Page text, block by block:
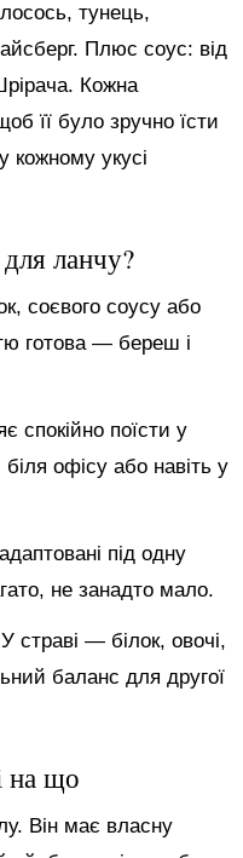
тунець,
Плюс соус: від
Кожна
її було зручно їсти
кожному укусі
ланчу?
соєвого соусу або
готова — береш і
спокійно поїсти у
офісу або навіть у
під одну
не занадто мало.
страві — білок, овочі,
баланс для другої
на що
Він має власну